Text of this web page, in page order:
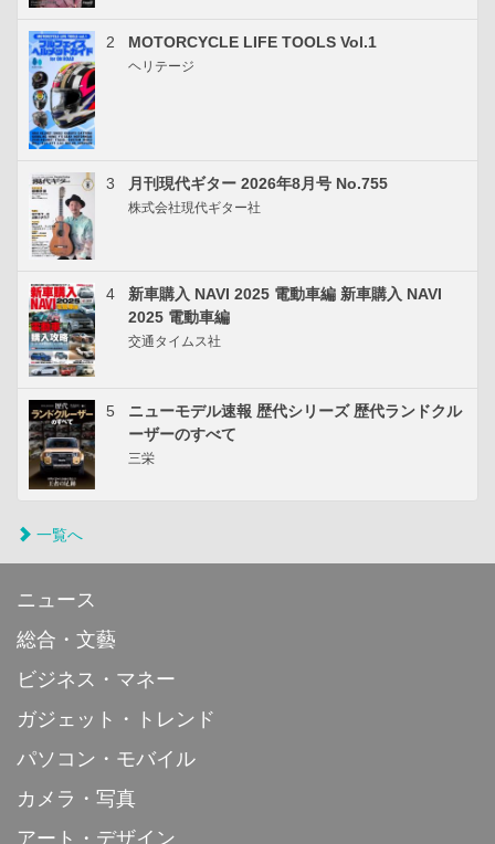
2 MOTORCYCLE LIFE TOOLS Vol.1
ヘリテージ
3 月刊現代ギター 2026年8月号 No.755
株式会社現代ギター社
4
新車購入 NAVI 2025 電動車編 新車購入 NAVI
2025 電動車編
交通タイムス社
5
ニューモデル速報 歴代シリーズ 歴代ランドクル
ーザーのすべて
三栄
一覧へ
ニュース
総合・文藝
ビジネス・マネー
ガジェット・トレンド
パソコン・モバイル
カメラ・写真
アート・デザイン